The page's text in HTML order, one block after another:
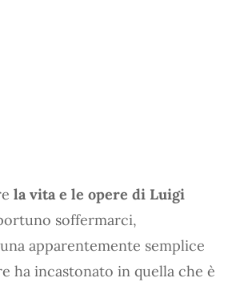
la vita e le opere di Luigi
soffermarci,
apparentemente semplice
ha incastonato in quella che è